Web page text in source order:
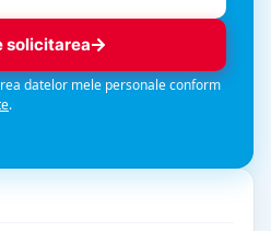
solicitarea
datelor mele personale conform
.